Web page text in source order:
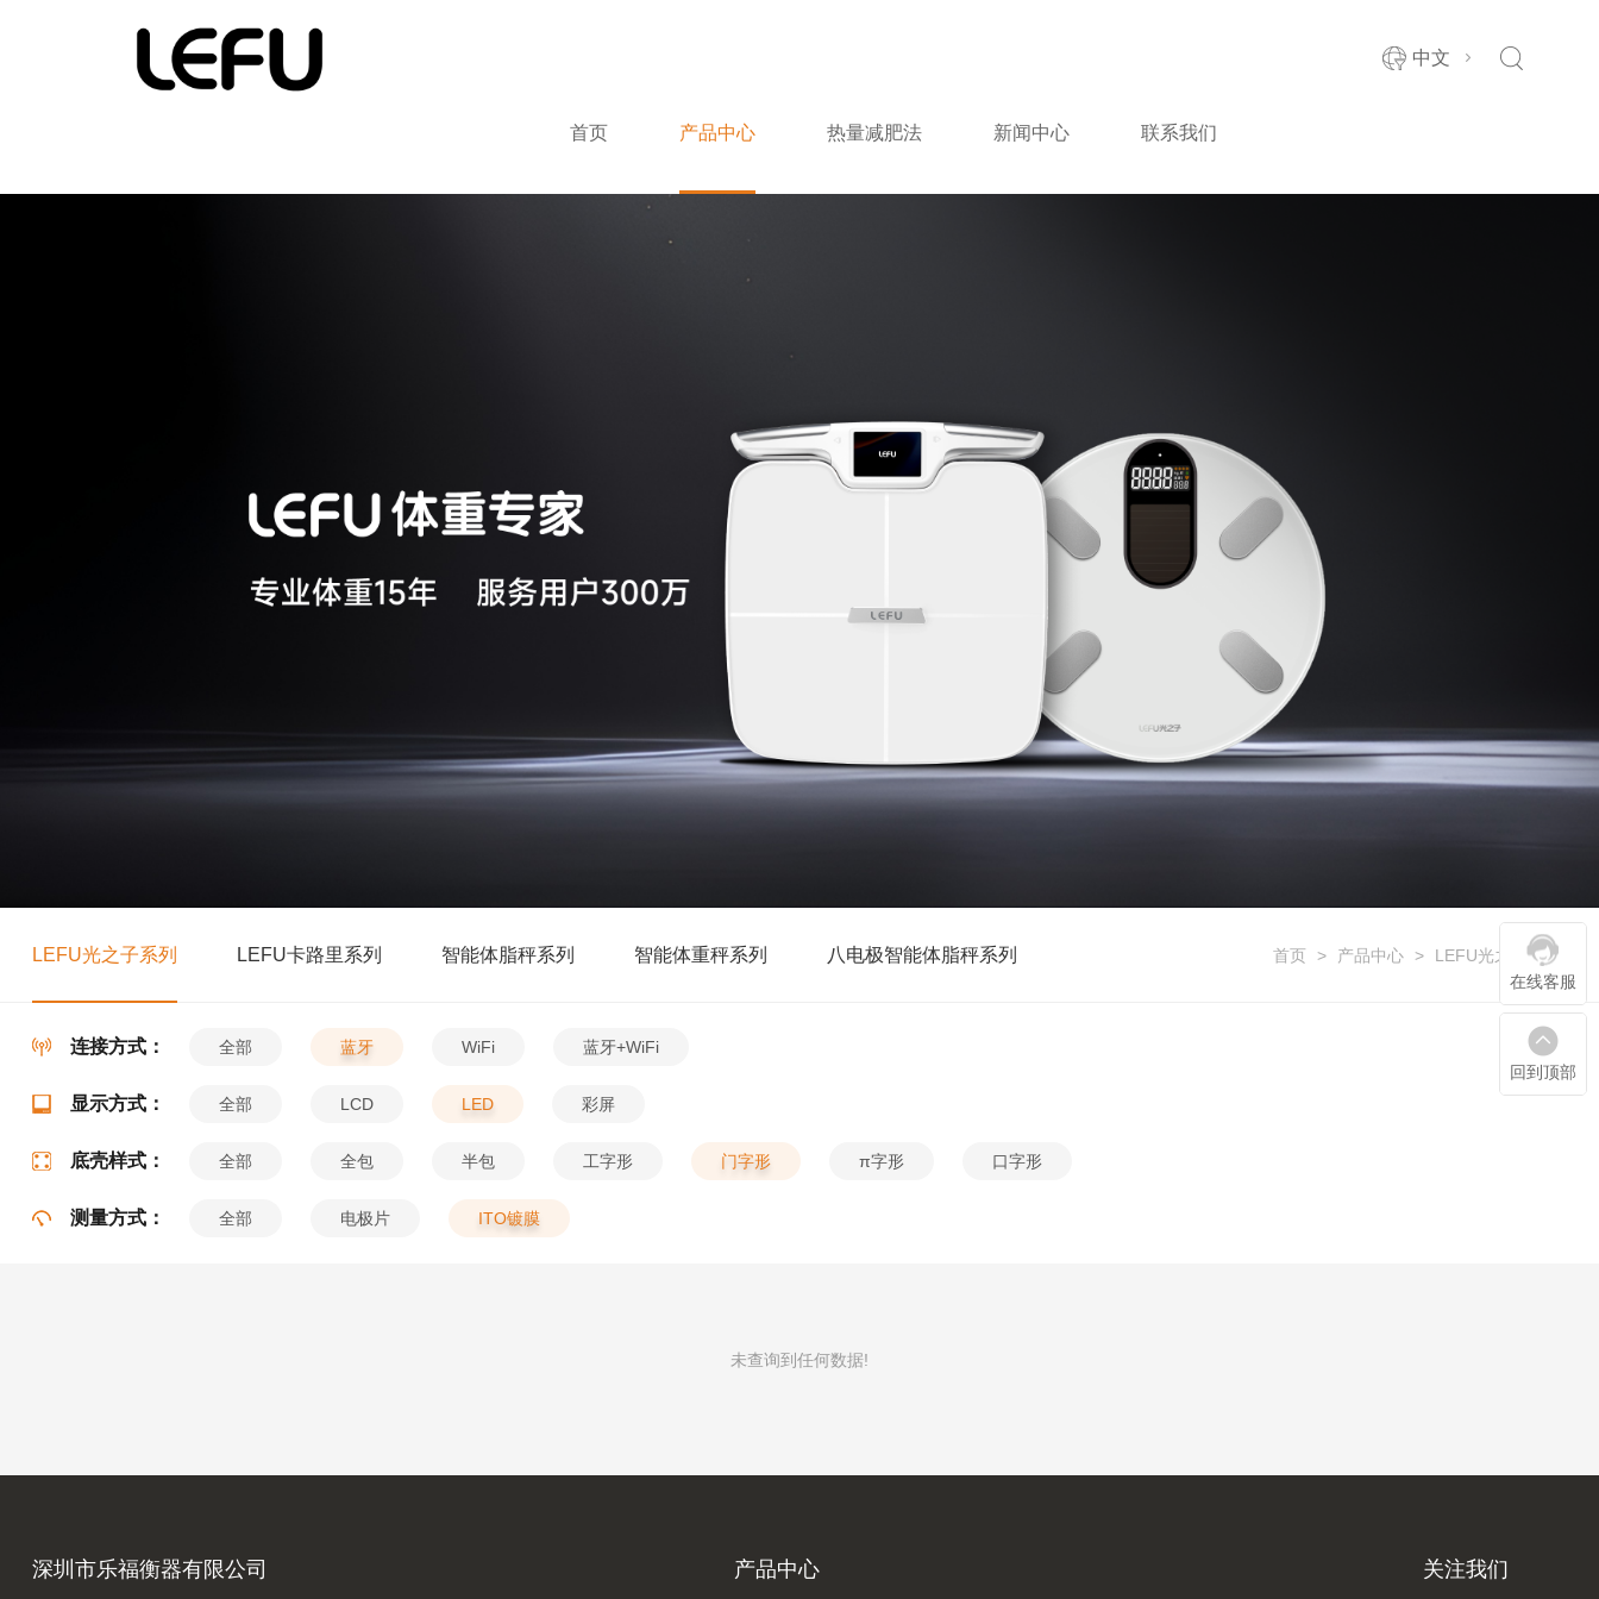
在线客服
回到顶部
中文
首页 产品中心 热量减肥法 新闻中心 联系我们
首页 > 产品中心 > LEFU光之子系列
LEFU光之子系列 LEFU卡路里系列 智能体脂秤系列 智能体重秤系列 八电极智能体脂秤系列
连接方式： 全部 蓝牙 WiFi 蓝牙+WiFi
显示方式： 全部 LCD LED 彩屏
底壳样式： 全部 全包 半包 工字形 门字形 π字形 口字形
测量方式： 全部 电极片 ITO镀膜
未查询到任何数据!
深圳市乐福衡器有限公司 产品中心 关注我们